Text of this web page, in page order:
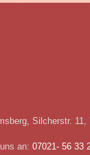
Silcherstr.
an: 07021- 56 33